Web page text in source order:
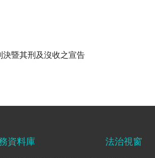
暨其刑及沒收之宣告
資料庫 法治視窗